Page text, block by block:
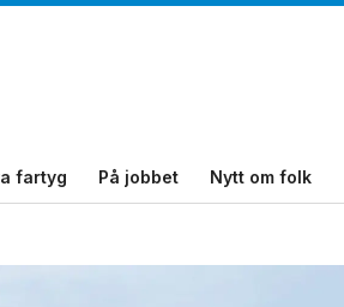
fartyg På jobbet Nytt om folk